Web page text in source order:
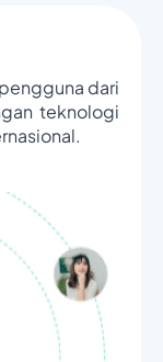
dari
teknologi